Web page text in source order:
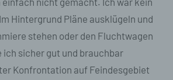
Hintergrund Pläne ausklügeln und
stehen oder den Fluchtwagen
ich sicher gut und brauchbar
Konfrontation auf Feindesgebiet
Informationen gesondert
und technischen und
Maßnahmen unterliegen, die
identifizierten oder
natürlichen Person